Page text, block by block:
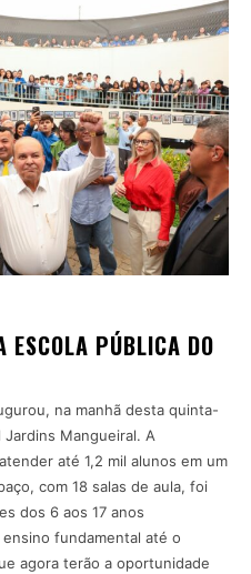
ESCOLA PÚBLICA DO
na manhã desta quinta-
Mangueiral. A
até 1,2 mil alunos em um
com 18 salas de aula, foi
dos 6 aos 17 anos
fundamental até o
agora terão a oportunidade